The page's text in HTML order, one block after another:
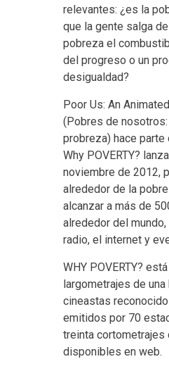
relevantes: ¿es la
que la gente salga
pobreza el
del progreso o un
desigualdad?
Poor Us: An
(Pobres de
probreza) hace parte
Why POVERTY?
noviembre de 2012,
alrededor de la
alcanzar a más de
alrededor del
radio, el internet y
WHY POVERTY?
largometrajes de
cineastas
emitidos por 70
treinta cortometrajes
disponibles en web.